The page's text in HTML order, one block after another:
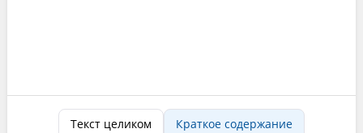
Текст целиком Краткое содержание